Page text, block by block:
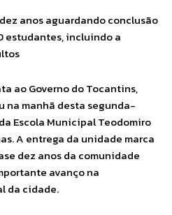
anos aguardando conclusão
estudantes, incluindo a
ao Governo do Tocantins,
na manhã desta segunda-
Escola Municipal Teodomiro
A entrega da unidade marca
dez anos da comunidade
avanço na
da cidade.